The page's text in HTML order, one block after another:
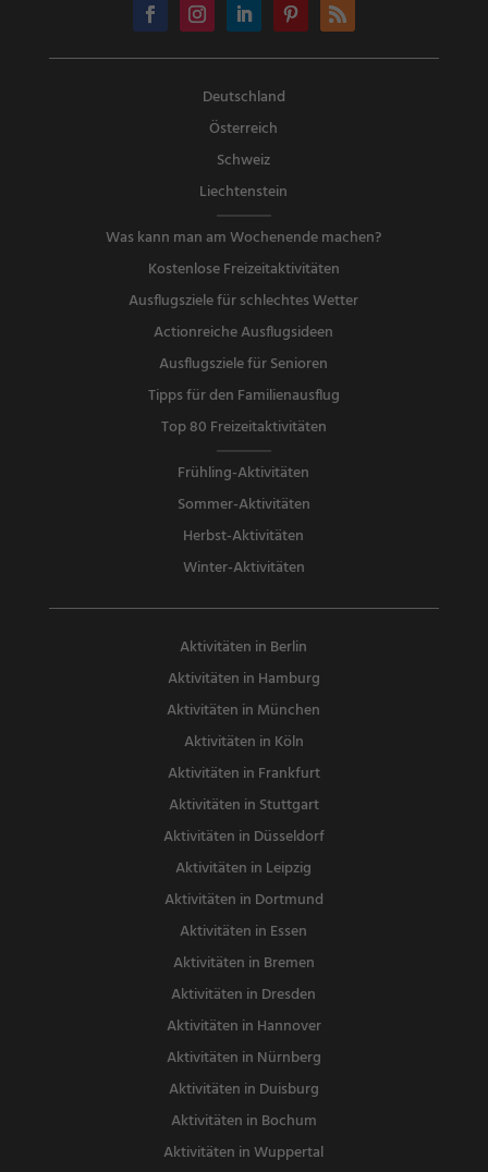
Deutschland
Österreich
Schweiz
Liechtenstein
Was kann man am Wochenende machen?
Kostenlose Freizeitaktivitäten
Ausflugsziele für schlechtes Wetter
Actionreiche Ausflugsideen
Ausflugsziele für Senioren
Tipps für den Familienausflug
Top 80 Freizeitaktivitäten
Frühling-Aktivitäten
Sommer-Aktivitäten
Herbst-Aktivitäten
Winter-Aktivitäten
Aktivitäten in Berlin
Aktivitäten in Hamburg
Aktivitäten in München
Aktivitäten in Köln
Aktivitäten in Frankfurt
Aktivitäten in Stuttgart
Aktivitäten in Düsseldorf
Aktivitäten in Leipzig
Aktivitäten in Dortmund
Aktivitäten in Essen
Aktivitäten in Bremen
Aktivitäten in Dresden
Aktivitäten in Hannover
Aktivitäten in Nürnberg
Aktivitäten in Duisburg
Aktivitäten in Bochum
Aktivitäten in Wuppertal